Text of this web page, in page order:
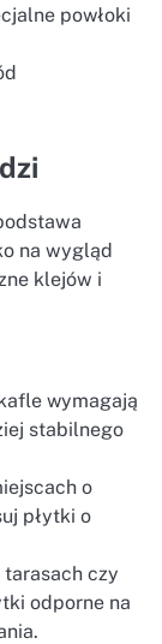
powłoki
na wygląd
klejów i
wymagają
stabilnego
o
płytki o
tarasach czy
odporne na